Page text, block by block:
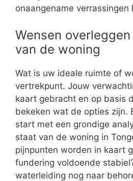
onaangename verrassingen
Wensen
van de woning
Wat is uw ideale ruimte of
vertrekpunt. Jouw
kaart gebracht en op basis
bekeken wat de opties zijn.
start met een grondige
staat van de woning in
pijnpunten worden in kaart
fundering voldoende
waterleiding nog naar